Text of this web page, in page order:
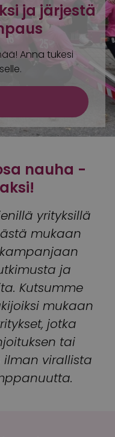
ja järjestä
Anna tukesi
nauha -
yrityksillä
mukaan
ja
Kutsumme
mukaan
jotka
tai
virallista